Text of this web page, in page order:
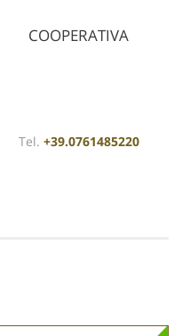
COOPERATIVA
Tel. +39.0761485220